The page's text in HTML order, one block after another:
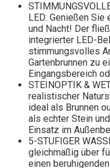
LED: Genießen
und Nacht! Der
integrierter LED-
stimmungsvolles
Gartenbrunnen zu
Eingangsbereich
STEINOPTIK &
realistischer
ideal als Brunnen
als echter Stein
Einsatz im
5-STUFIGER
gleichmäßig über
einen